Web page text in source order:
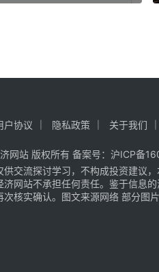
户协议 隐私政策 关于我们
站 版权所有 备案号： 沪ICP备
交流探讨学习，不构成投资建议
网站不承担任何责任。鉴于信息
核实确认。图文来源网络 部分